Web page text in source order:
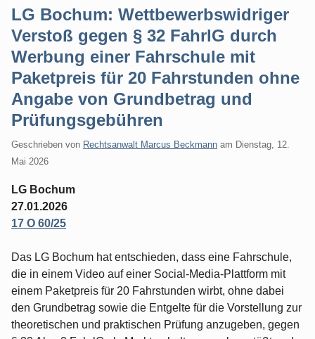
LG Bochum: Wettbewerbswidriger
Verstoß gegen § 32 FahrlG durch
Werbung einer Fahrschule mit
Paketpreis für 20 Fahrstunden ohne
Angabe von Grundbetrag und
Prüfungsgebühren
Geschrieben von Rechtsanwalt Marcus Beckmann am Dienstag, 12.
Mai 2026
LG Bochum
27.01.2026
17 O 60/25
Das LG Bochum hat entschieden, dass eine Fahrschule,
die in einem Video auf einer Social-Media-Plattform mit
einem Paketpreis für 20 Fahrstunden wirbt, ohne dabei
den Grundbetrag sowie die Entgelte für die Vorstellung zur
theoretischen und praktischen Prüfung anzugeben, gegen